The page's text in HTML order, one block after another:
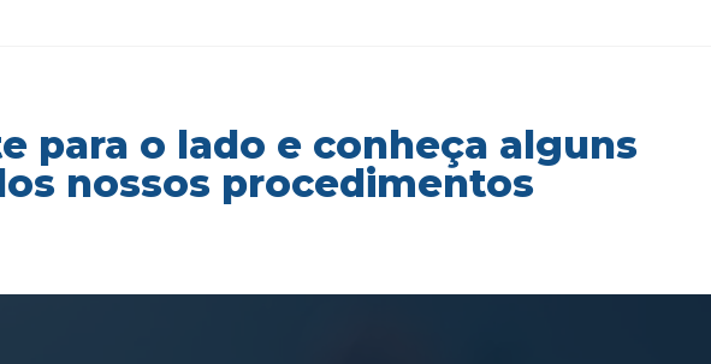
para o lado e conheça alguns
nossos procedimentos